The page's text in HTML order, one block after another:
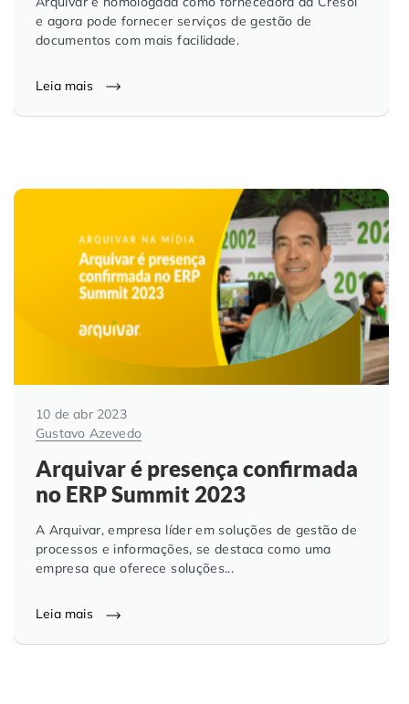
Controle e Organização de Documentos Físicos
e agora pode fornecer serviços de gestão de
documentos com mais facilidade.
Leia mais
10 de abr 2023
Gustavo Azevedo
Arquivar é presença confirmada
no ERP Summit 2023
A Arquivar, empresa líder em soluções de gestão de
processos e informações, se destaca como uma
empresa que oferece soluções...
Leia mais